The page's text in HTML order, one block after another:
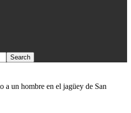
a un hombre en el jagüey de San